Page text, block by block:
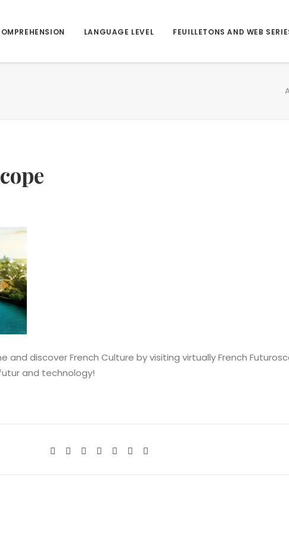
LANGUAGE LEVEL FEUILLETONS AND WEB
and discover French Culture by visiting virtually French
and technology!